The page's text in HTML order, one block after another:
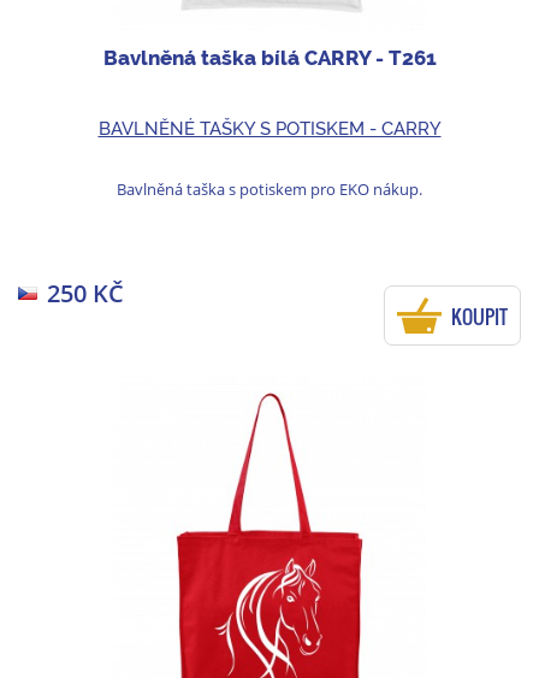
Bavlněná taška bílá CARRY - T261
BAVLNĚNÉ TAŠKY S POTISKEM - CARRY
Bavlněná taška s potiskem pro EKO nákup.
250 KČ
KOUPIT